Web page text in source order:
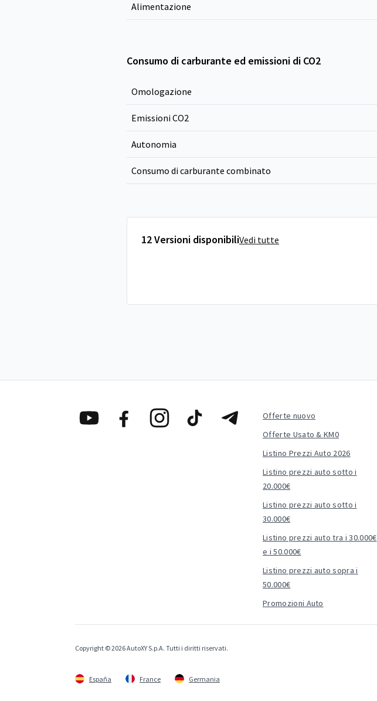
Alimentazione
Consumo di carburante ed emissioni di CO2
Omologazione
Emissioni CO2
Autonomia
Consumo di carburante combinato
12 Versioni disponibiliVedi tutte
Offerte nuovo
Offerte Usato & KM0
Listino Prezzi Auto 2026
Listino prezzi auto sotto i
20.000€
Listino prezzi auto sotto i
30.000€
Listino prezzi auto tra i 30.000€
e i 50.000€
Listino prezzi auto sopra i
50.000€
Promozioni Auto
Copyright © 2026 AutoXY S.p.A. Tutti i diritti riservati.
España France Germania